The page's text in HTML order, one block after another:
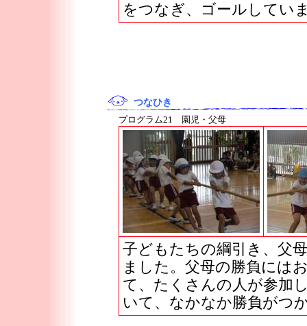
をつなぎ、ゴールしてい
つなひき
プログラム21 園児・父母
子どもたちの綱引き、父
ました。父母の勝負には
て、たくさんの人が参加
いて、なかなか勝負がつ